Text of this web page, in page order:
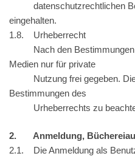
datenschutzrechtlichen
eingehalten.
1.8. Urheberrecht
Nach den Bestimmungen
Medien nur für private
Nutzung frei gegeben. Die
Bestimmungen des
Urheberrechts zu
2. Anmeldung,
2.1. Die Anmeldung als